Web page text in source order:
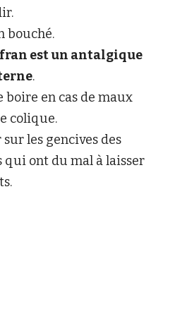
bouché.
est un antalgique
.
boire en cas de maux
colique.
les gencives des
qui ont du mal à laisser